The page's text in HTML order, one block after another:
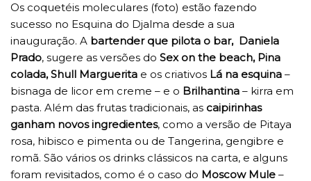
Os coquetéis moleculares (foto) estão fazendo
sucesso no Esquina do Djalma desde a sua
inauguração. A bartender que pilota o bar, Daniela
Prado, sugere as versões do Sex on the beach, Pina
colada, Shull Marguerita e os criativos Lá na esquina –
bisnaga de licor em creme – e o Brilhantina – kirra em
pasta. Além das frutas tradicionais, as caipirinhas
ganham novos ingredientes, como a versão de Pitaya
rosa, hibisco e pimenta ou de Tangerina, gengibre e
romã. São vários os drinks clássicos na carta, e alguns
foram revisitados, como é o caso do Moscow Mule –